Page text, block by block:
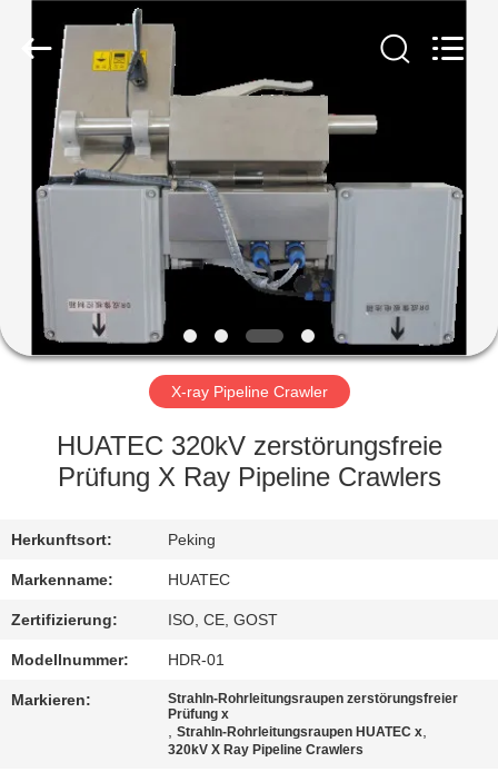
HAUS
PRODUKTE
ÜBER
UNS
FABRIK-
AUSFLUG
QUALITÄTSKONTROLLE
TRETEN
SIE
MIT
UNS
IN
VERBINDUNG
CORPORATION.
Rights
X-ray Pipeline Crawler
HUATEC 320kV zerstörungsfreie
Prüfung X Ray Pipeline Crawlers
Herkunftsort: Peking
Markenname: HUATEC
Zertifizierung: ISO, CE, GOST
Modellnummer: HDR-01
Markieren:
Strahln-Rohrleitungsraupen zerstörungsfreier
Prüfung x
,Strahln-Rohrleitungsraupen HUATEC x,
320kV X Ray Pipeline Crawlers